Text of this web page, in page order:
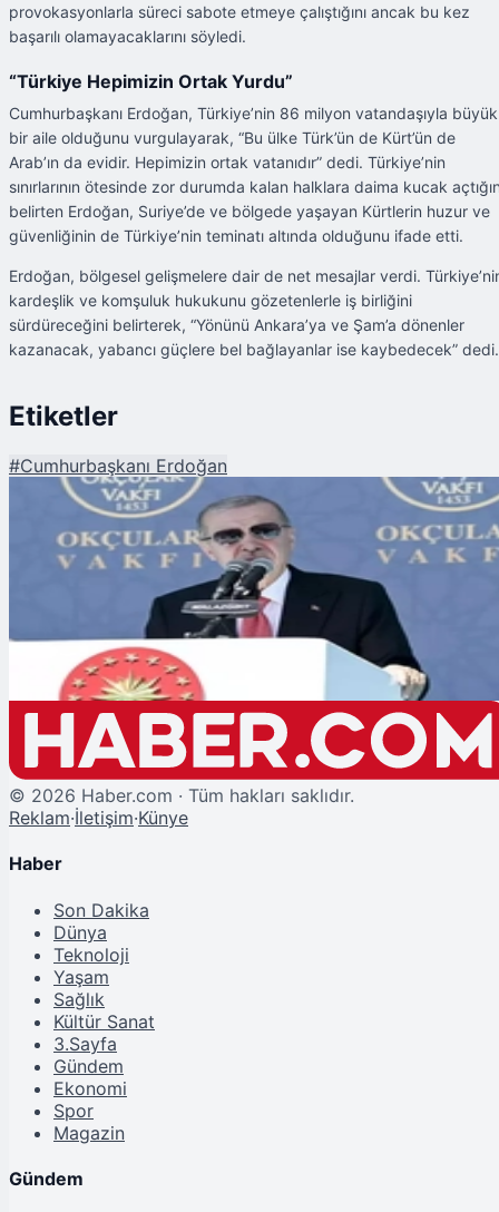
provokasyonlarla süreci sabote etmeye çalıştığını ancak bu kez
başarılı olamayacaklarını söyledi.
“Türkiye Hepimizin Ortak Yurdu”
Cumhurbaşkanı Erdoğan, Türkiye’nin 86 milyon vatandaşıyla büyük
bir aile olduğunu vurgulayarak, “Bu ülke Türk’ün de Kürt’ün de
Arab’ın da evidir. Hepimizin ortak vatanıdır” dedi. Türkiye’nin
sınırlarının ötesinde zor durumda kalan halklara daima kucak
belirten Erdoğan, Suriye’de ve bölgede yaşayan Kürtlerin huzur ve
güvenliğinin de Türkiye’nin teminatı altında olduğunu ifade etti.
Erdoğan, bölgesel gelişmelere dair de net mesajlar verdi.
kardeşlik ve komşuluk hukukunu gözetenlerle iş birliğini
sürdüreceğini belirterek, “Yönünü Ankara’ya ve Şam’a dönenler
kazanacak, yabancı güçlere bel bağlayanlar ise kaybedecek” dedi.
Etiketler
#Cumhurbaşkanı Erdoğan
Şu An Okunan
Malazgirt Zaferi'nin 954. Yılında Erdoğan'dan Önemli Mesajlar
© 2026 Haber.com · Tüm hakları saklıdır.
Reklam·İletişim·Künye
Haber
Son Dakika
Dünya
Teknoloji
Yaşam
Sağlık
Kültür Sanat
3.Sayfa
Gündem
Ekonomi
Spor
Magazin
Gündem